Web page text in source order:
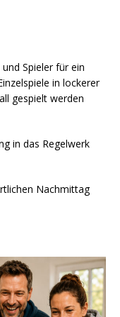
Spieler für ein
in lockerer
gespielt werden
in das Regelwerk
Nachmittag